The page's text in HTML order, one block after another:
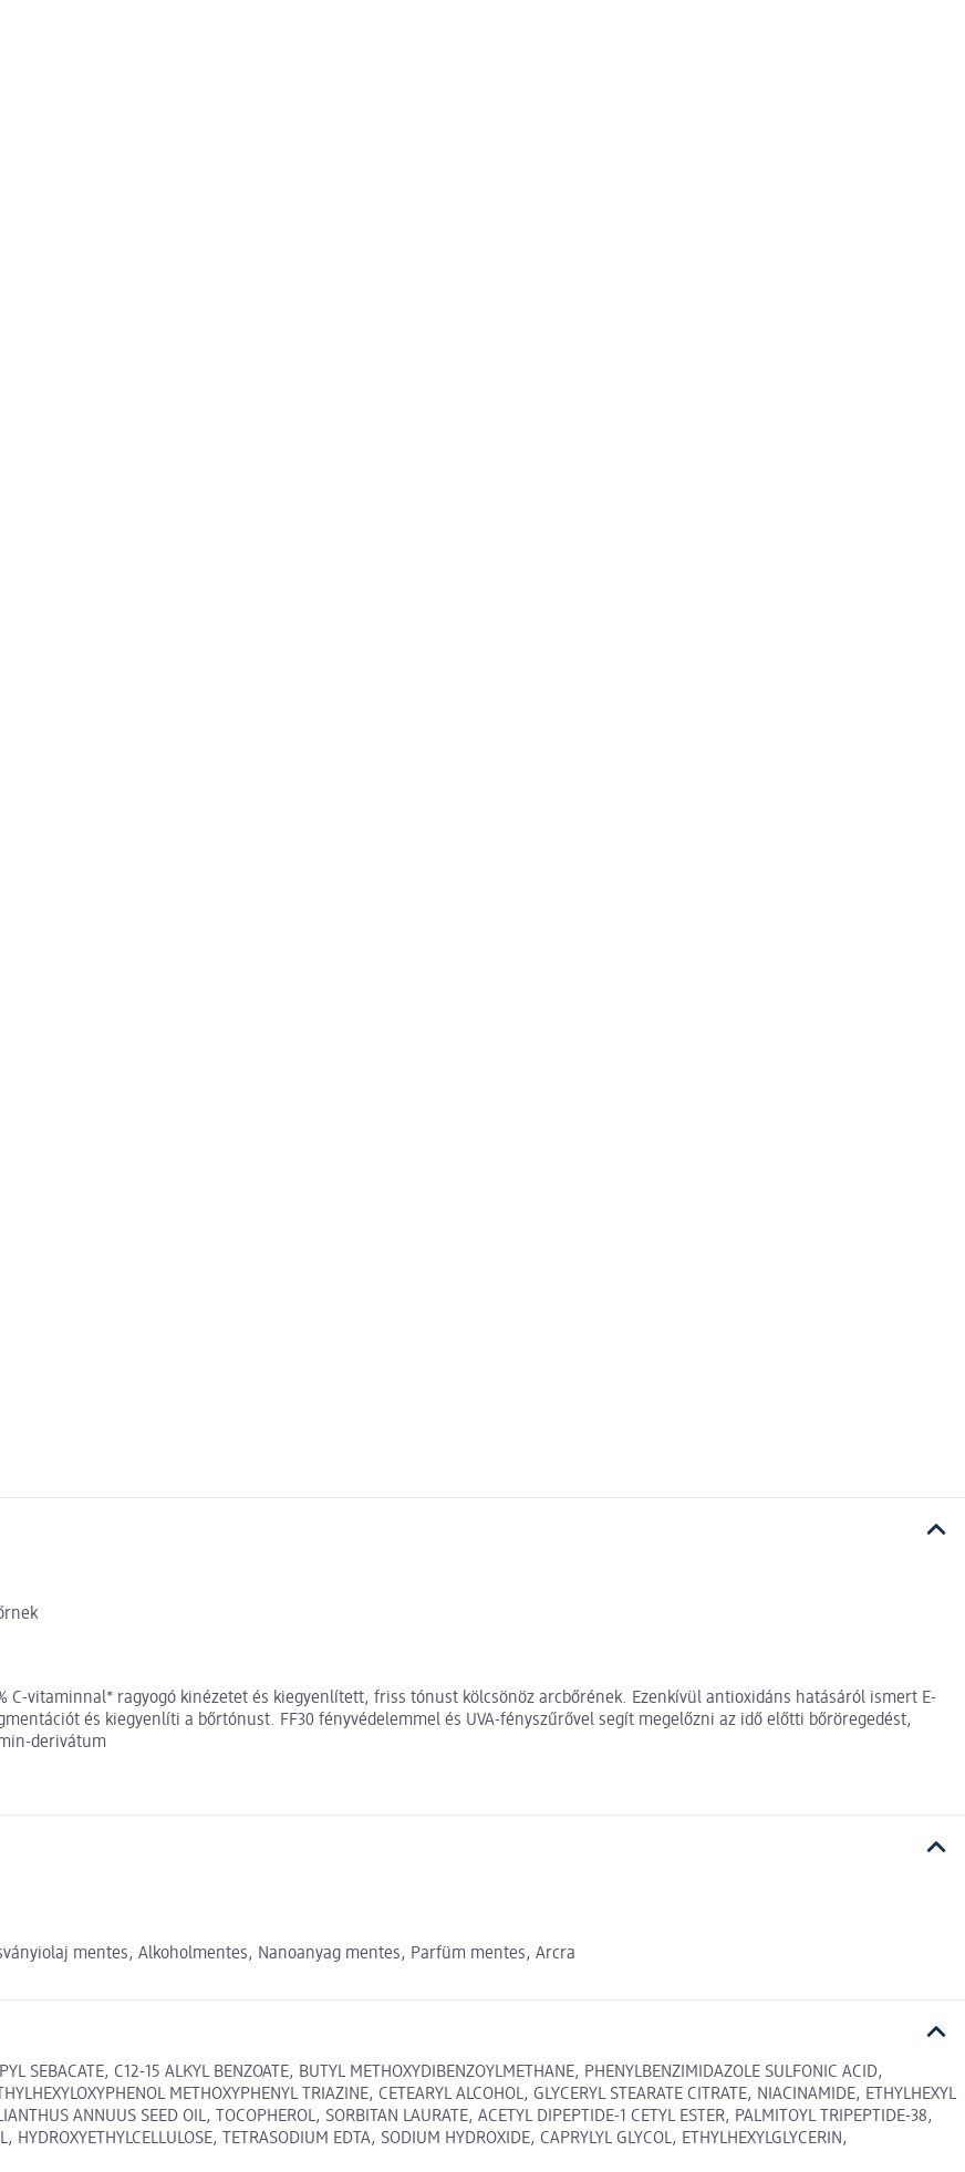
C-vitaminnal* ragyogó kinézetet és kiegyenlített, friss tónust kölcsönöz arcbőrének. Ezenkívül antioxidáns hatásáról ismert E-
és kiegyenlíti a bőrtónust. FF30 fényvédelemmel és UVA-fényszűrővel segít megelőzni az idő előtti bőröregedést,
derivátum
mentes, Alkoholmentes, Nanoanyag mentes, Parfüm mentes, Arcra
SEBACATE, C12-15 ALKYL BENZOATE, BUTYL METHOXYDIBENZOYLMETHANE, PHENYLBENZIMIDAZOLE SULFONIC ACID,
METHOXYPHENYL TRIAZINE, CETEARYL ALCOHOL, GLYCERYL STEARATE CITRATE, NIACINAMIDE, ETHYLHEXYL
ANNUUS SEED OIL, TOCOPHEROL, SORBITAN LAURATE, ACETYL DIPEPTIDE-1 CETYL ESTER, PALMITOYL TRIPEPTIDE-38,
TETRASODIUM EDTA, SODIUM HYDROXIDE, CAPRYLYL GLYCOL, ETHYLHEXYLGLYCERIN,